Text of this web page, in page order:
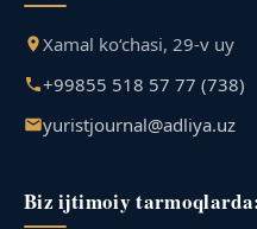
Xamal ko‘chasi, 29-v uy
+99855 518 57 77 (738)
yuristjournal@adliya.uz
Biz ijtimoiy